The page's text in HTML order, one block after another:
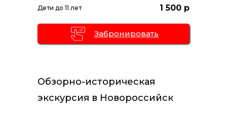
Забронировать
Дети до 11 лет 1 500 р
Обзорно-историческая
экскурсия в Новороссийск